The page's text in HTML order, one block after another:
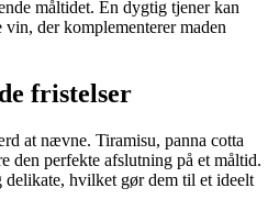
måltidet. En dygtig tjener kan
der komplementerer maden
fristelser
at nævne. Tiramisu, panna cotta
den perfekte afslutning på et måltid.
delikate, hvilket gør dem til et ideelt